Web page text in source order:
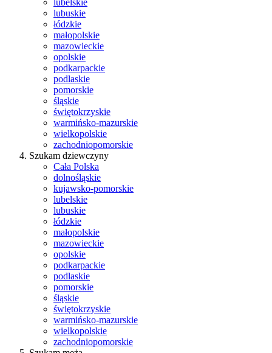
lubelskie
lubuskie
łódzkie
małopolskie
mazowieckie
opolskie
podkarpackie
podlaskie
pomorskie
śląskie
świętokrzyskie
warmińsko-mazurskie
wielkopolskie
zachodniopomorskie
Szukam dziewczyny
Cała Polska
dolnośląskie
kujawsko-pomorskie
lubelskie
lubuskie
łódzkie
małopolskie
mazowieckie
opolskie
podkarpackie
podlaskie
pomorskie
śląskie
świętokrzyskie
warmińsko-mazurskie
wielkopolskie
zachodniopomorskie